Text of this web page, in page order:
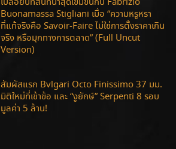
Buonamassa Stigliani เมื่อ “ความหรูหรา
ที่แท้จริงคือ Savoir-Faire ไม่ใช่การตั้งราคาเกิน
จริง หรือมุกทางการตลาด” (Full Uncut
Version)
สัมผัสแรก Bvlgari Octo Finissimo 37 มม.
มิติใหม่ที่เข้าข้อ และ “งูยักษ์” Serpenti 8 รอบ
มูลค่า 5 ล้าน!